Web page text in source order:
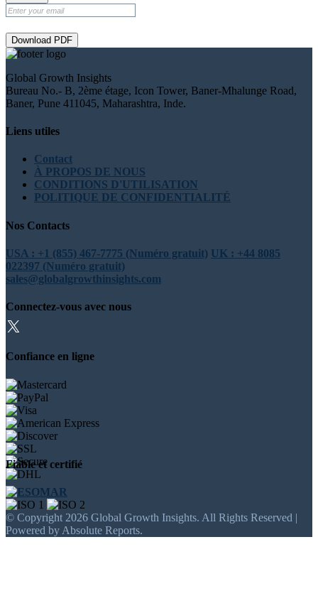
Download PDF
Global Growth Insights
Bureau No.- B, 2ème étage, Icon Tower, Baner-Mhalunge Road,
Baner, Pune 411045, Maharashtra, Inde.
Liens utiles
Contact
À PROPOS DE NOUS
CONDITIONS D'UTILISATION
POLITIQUE DE CONFIDENTIALITÉ
Nos Contacts
USA : +1 (855) 467-7775 (Numéro gratuit) UK : +44 8085
022397 (Numéro gratuit)
sales@globalgrowthinsights.com
Connectez-vous avec nous
Confiance en ligne
Fiable et certifié
© Copyright 2026 Global Growth Insights. All Rights Reserved |
Powered by Absolute Reports.